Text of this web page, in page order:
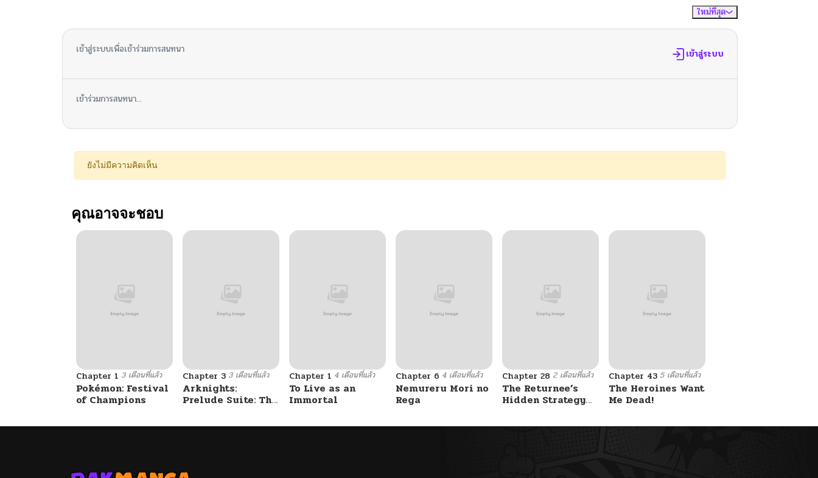
ใหม่ที่สุด
เข้าสู่ระบบเพื่อเข้าร่วมการสนทนา เข้าสู่ระบบ
เข้าร่วมการสนทนา...
ยังไม่มีความคิดเห็น
คุณอาจจะชอบ
Chapter 1 3 เดือนที่แล้ว
Pokémon: Festival
of Champions
Chapter 3 3 เดือนที่แล้ว
Arknights:
Prelude Suite: The
Chapter 1 4 เดือนที่แล้ว
To Live as an
Immortal
Chapter 6 4 เดือนที่แล้ว
Nemureru Mori no
Rega
Chapter 28 2 เดือนที่แล้ว
The Returnee’s
Hidden Strategy
Chapter 43 5 เดือนที่แล้ว
The Heroines Want
Me Dead!